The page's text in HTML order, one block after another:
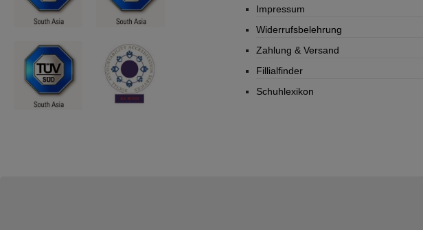
Impressum
Widerrufsbelehrung
Zahlung & Versand
Fillialfinder
Schuhlexikon